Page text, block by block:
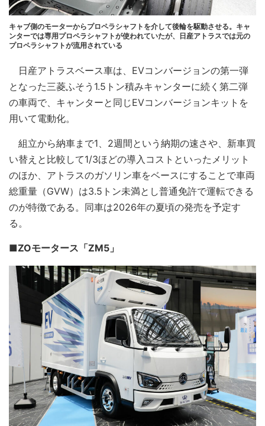
キャブ側のモーターからプロペラシャフトを介して後輪を駆動させる。キャ
ンターでは専用プロペラシャフトが使われていたが、日産アトラスでは元の
プロペラシャフトが流用されている
日産アトラスベース車は、EVコンバージョンの第一弾
となった三菱ふそう1.5トン積みキャンターに続く第二弾
の車両で、キャンターと同じEVコンバージョンキットを
用いて電動化。
組立から納車まで1、2週間という納期の速さや、新車買
い替えと比較して1/3ほどの導入コストといったメリット
のほか、アトラスのガソリン車をベースにすることで車両
総重量（GVW）は3.5トン未満とし普通免許で運転できる
のが特徴である。同車は2026年の夏頃の発売を予定す
る。
■ZOモータース「ZM5」